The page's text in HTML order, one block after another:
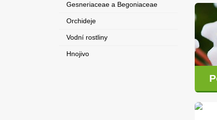
Gesneriaceae a Begoniaceae
Orchideje
Vodní rostliny
Hnojivo